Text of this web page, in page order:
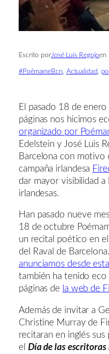
Escrito porJosé Luis Regojoen
#PoémameBcn, Actualidad ,
El pasado 18 de
páginas nos hicimos
organizado por
Edelstein y José Luis
Barcelona con motivo
campaña irlandesa
dar mayor visibilidad a
irlandesas.
Han pasado nueve
18 de octubre
un recital poético en
del Raval de Barcelona.
anunciamos desde
también ha tenido eco
páginas de la web de
Además de invitar a
Christine Murray de
recitaran en inglés sus
el Día de las escritoras